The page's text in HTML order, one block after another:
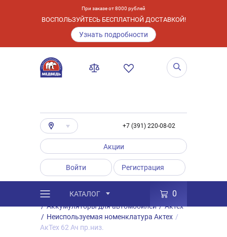
При заказе от 8000 рублей
ВОСПОЛЬЗУЙТЕСЬ БЕСПЛАТНОЙ ДОСТАВКОЙ!
Узнать подробности
+7 (391) 220-08-02
Акции
Войти Регистрация
КАТАЛОГ 0
Каталог / Товары
Аккумуляторы
/ Аккумуляторы для автомобилей / Актех
/ Неиспользуемая номенклатура Актех /
АкТех 62 Ач пр.низ.